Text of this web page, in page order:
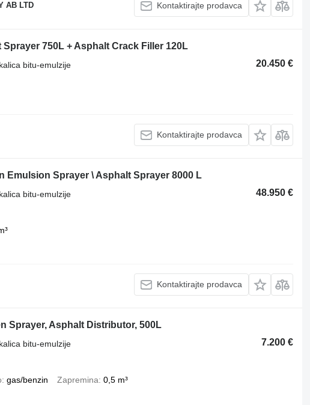
AB LTD Kontaktirajte prodavca
750L + Asphalt Crack Filler 120L
20.450 €
bitu-emulzije
Kontaktirajte prodavca
Emulsion Sprayer \ Asphalt Sprayer 8000 L
48.950 €
bitu-emulzije
Kontaktirajte prodavca
Sprayer, Asphalt Distributor, 500L
7.200 €
bitu-emulzije
gas/benzin Zapremina 0,5 m³